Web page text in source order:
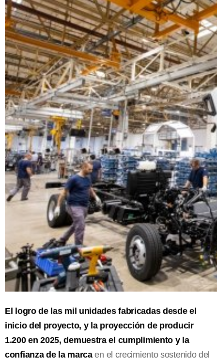
El logro de las mil unidades fabricadas desde el
inicio del proyecto, y la proyección de producir
1.200 en 2025, demuestra el cumplimiento y la
confianza de la marcaen el crecimiento sostenido del